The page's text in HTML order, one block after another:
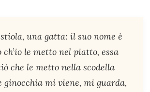
una gatta: il suo nome è
le metto nel piatto, essa
che le metto nella scodella
ginocchia mi viene, mi guarda,